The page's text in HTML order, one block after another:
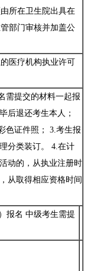
所在卫生院出具在
部门审核并加盖公
医疗机构执业许可
需提交的材料一起报
后退还考生本人；
色证件照； 3.考生报
分类装订。 4.在计
动的，从执业注册时
从取得相应资格时间
报名 中级考生需提